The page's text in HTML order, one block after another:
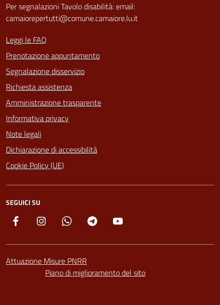
Per segnalazioni Tavolo disabilità: email:
camaiorepertutti@comune.camaiore.lu.it
Leggi le FAQ
Prenotazione appuntamento
Segnalazione disservizio
Richiesta assistenza
Amministrazione trasparente
Informativa privacy
Note legali
Dichiarazione di accessibilità
Cookie Policy (UE)
SEGUICI SU
Facebook Instagram Whatsapp Telegram
Attuazione Misure PNRR
Piano di miglioramento del sito